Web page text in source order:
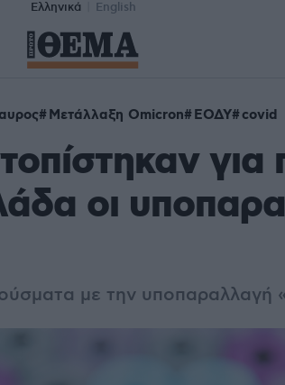
Ελληνικά English
Μετάλλαξη Omicron ΕΟΔΥ covid
για
οι
με την υποπαραλλαγή